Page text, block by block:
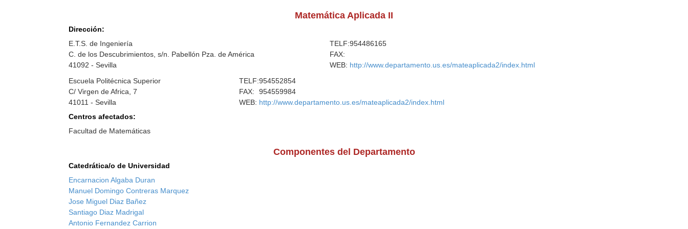
Matemática Aplicada II
Dirección:
E.T.S. de Ingeniería
C. de los Descubrimientos, s/n. Pabellón Pza. de América
41092 - Sevilla
TELF:954486165
FAX:
WEB: http://www.departamento.us.es/mateaplicada2/index.html
Escuela Politécnica Superior
C/ Virgen de Africa, 7
41011 - Sevilla
TELF:954552854
FAX:
954559984
WEB: http://www.departamento.us.es/mateaplicada2/index.html
Centros afectados:
Facultad de Matemáticas
Componentes del Departamento
Catedrática/o de Universidad
Encarnacion Algaba Duran
Manuel Domingo Contreras Marquez
Jose Miguel Diaz Bañez
Santiago Diaz Madrigal
Antonio Fernandez Carrion